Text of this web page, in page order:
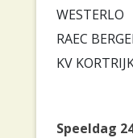
WESTERLO
RAEC
KV
Speeldag